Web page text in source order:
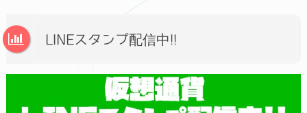
LINEスタンプ配信中!!